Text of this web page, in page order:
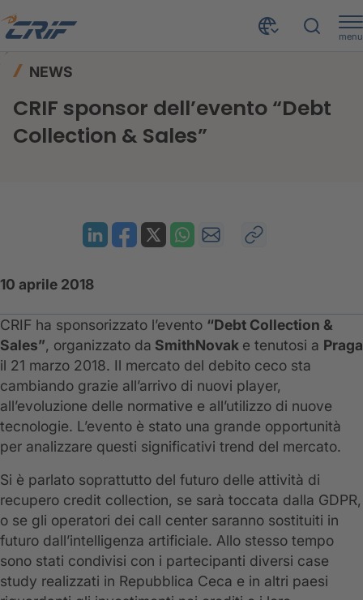
menu
NEWS
CRIF sponsor dell’evento “Debt
Collection & Sales”
10 aprile 2018
CRIF ha sponsorizzato l’evento “Debt Collection &
Sales”, organizzato da SmithNovak e tenutosi a Praga
il 21 marzo 2018. Il mercato del debito ceco sta
cambiando grazie all’arrivo di nuovi player,
all’evoluzione delle normative e all’utilizzo di nuove
tecnologie. L’evento è stato una grande opportunità
per analizzare questi significativi trend del mercato.
Si è parlato soprattutto del futuro delle attività di
recupero credit collection, se sarà toccata dalla GDPR,
o se gli operatori dei call center saranno sostituiti in
futuro dall’intelligenza artificiale. Allo stesso tempo
sono stati condivisi con i partecipanti diversi case
study realizzati in Repubblica Ceca e in altri paesi